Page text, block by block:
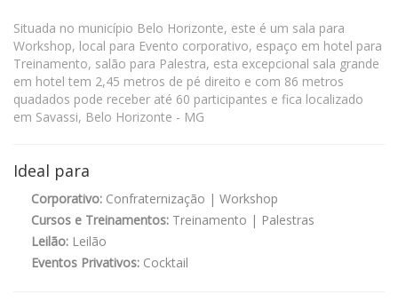
Situada no município Belo Horizonte, este é um sala para
Workshop, local para Evento corporativo, espaço em hotel para
Treinamento, salão para Palestra, esta excepcional sala grande
em hotel tem 2,45 metros de pé direito e com 86 metros
quadados pode receber até 60 participantes e fica localizado
em Savassi, Belo Horizonte - MG
Ideal para
Corporativo: Confraternização | Workshop
Cursos e Treinamentos: Treinamento | Palestras
Leilão: Leilão
Eventos Privativos: Cocktail